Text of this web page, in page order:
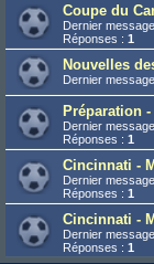
Coupe du
Dernier
Réponses : 1
Nouvelles
Dernier
Préparation
Dernier
Réponses : 1
Cincinnati -
Dernier
Réponses : 1
Cincinnati -
Dernier
Réponses : 1